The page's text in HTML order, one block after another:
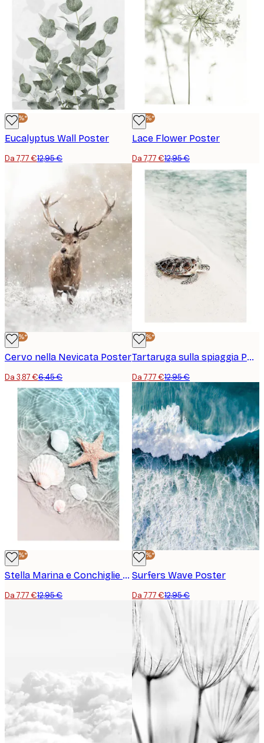
-40%*
Eucalyptus Wall Poster
Da 7,77 €12,95 €
-40%*
Lace Flower Poster
Da 7,77 €12,95 €
-40%*
Cervo nella Nevicata Poster
Da 3,87 €6,45 €
-40%*
Tartaruga sulla spiaggia Poster
Da 7,77 €12,95 €
-40%*
Stella Marina e Conchiglie Poster
Da 7,77 €12,95 €
-40%*
Surfers Wave Poster
Da 7,77 €12,95 €